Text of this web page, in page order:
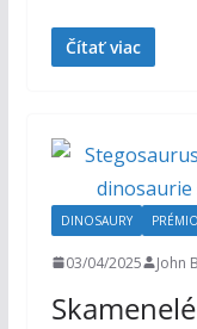
Čítať viac
DINOSAURY
03/04/2025 John